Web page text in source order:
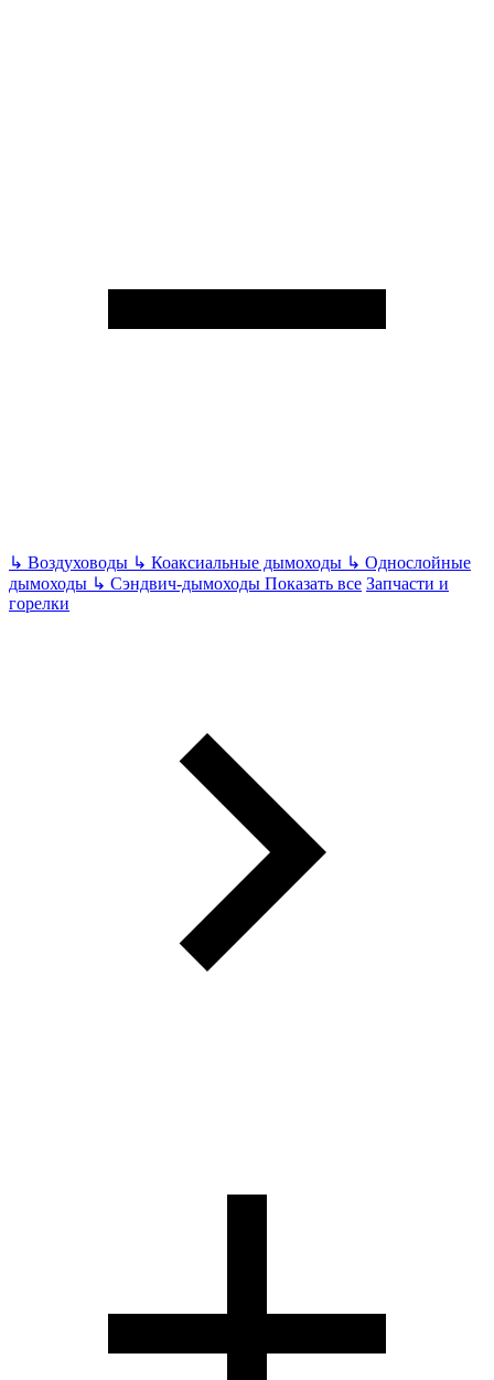
↳ Воздуховоды ↳ Коаксиальные дымоходы ↳ Однослойные
дымоходы ↳ Сэндвич-дымоходы Показать все Запчасти и
горелки